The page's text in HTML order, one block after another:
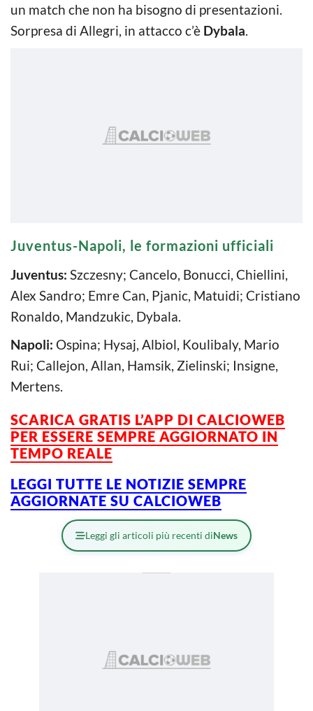
un match che non ha bisogno di presentazioni.
Sorpresa di Allegri, in attacco c’è Dybala.
Juventus-Napoli, le formazioni ufficiali
Juventus: Szczesny; Cancelo, Bonucci, Chiellini,
Alex Sandro; Emre Can, Pjanic, Matuidi; Cristiano
Ronaldo, Mandzukic, Dybala.
Napoli: Ospina; Hysaj, Albiol, Koulibaly, Mario
Rui; Callejon, Allan, Hamsik, Zielinski; Insigne,
Mertens.
SCARICA GRATIS L’APP DI CALCIOWEB
PER ESSERE SEMPRE AGGIORNATO IN
TEMPO REALE
LEGGI TUTTE LE NOTIZIE SEMPRE
AGGIORNATE SU CALCIOWEB
Leggi gli articoli più recenti diNews